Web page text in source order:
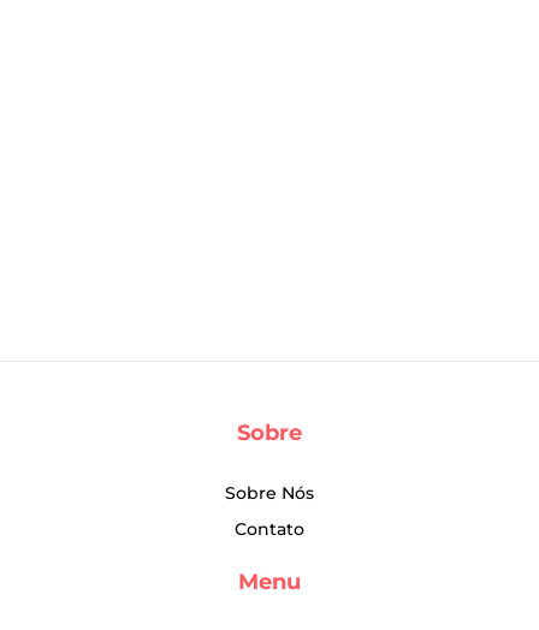
Sobre
Sobre Nós
Contato
Menu